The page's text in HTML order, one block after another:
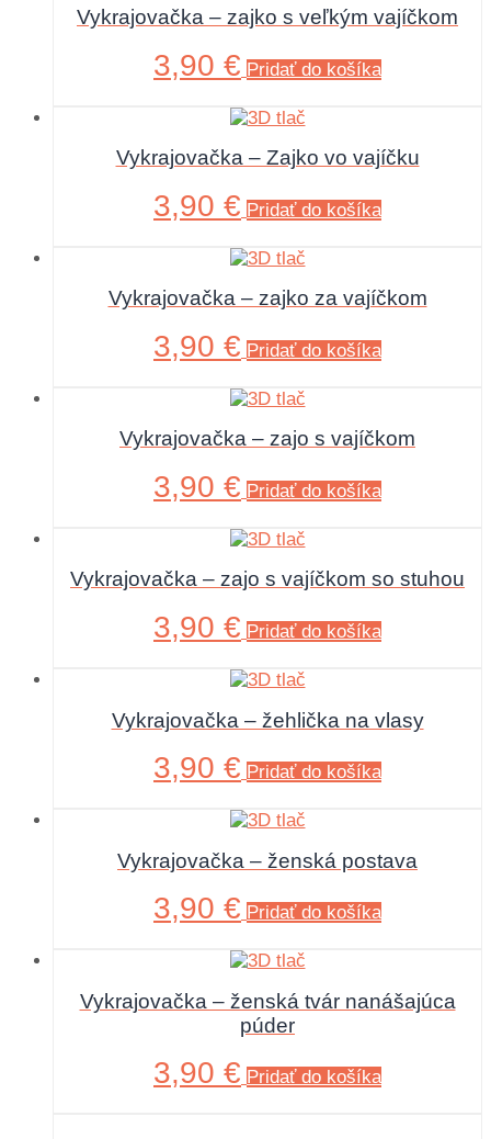
Vykrajovačka – zajko s veľkým vajíčkom
3,90 € Pridať do košíka
Vykrajovačka – Zajko vo vajíčku
3,90 € Pridať do košíka
Vykrajovačka – zajko za vajíčkom
3,90 € Pridať do košíka
Vykrajovačka – zajo s vajíčkom
3,90 € Pridať do košíka
Vykrajovačka – zajo s vajíčkom so stuhou
3,90 € Pridať do košíka
Vykrajovačka – žehlička na vlasy
3,90 € Pridať do košíka
Vykrajovačka – ženská postava
3,90 € Pridať do košíka
Vykrajovačka – ženská tvár nanášajúca
púder
3,90 € Pridať do košíka